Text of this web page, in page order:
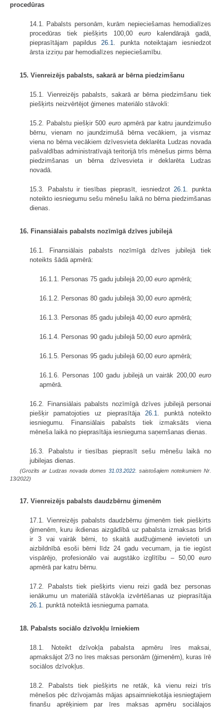
procedūras
14.1. Pabalsts personām, kurām nepieciešamas hemodialīzes
procedūras tiek piešķirts 100,00 euro kalendārajā gadā,
pieprasītājam papildus26.1. punkta noteiktajam iesniedzot
ārsta izziņu par hemodialīzes nepieciešamību.
15. Vienreizējs pabalsts, sakarā ar bērna piedzimšanu
15.1. Vienreizējs pabalsts, sakarā ar bērna piedzimšanu tiek
piešķirts neizvērtējot ģimenes materiālo stāvokli:
15.2. Pabalstu piešķir 500 euroapmērā par katru jaundzimušo
bērnu, vienam no jaundzimušā bērna vecākiem, ja vismaz
viena no bērna vecākiem dzīvesvieta deklarēta Ludzas novada
pašvaldības administratīvajā teritorijā trīs mēnešus pirms bērna
piedzimšanas un bērna dzīvesvieta ir deklarēta Ludzas
novadā.
15.3. Pabalstu ir tiesības pieprasīt, iesniedzot26.1. punkta
noteikto iesniegumu sešu mēnešu laikā no bērna piedzimšanas
dienas.
16. Finansiālais pabalsts nozīmīgā dzīves jubilejā
16.1. Finansiālais pabalsts nozīmīgā dzīves jubilejā tiek
noteikts šādā apmērā:
16.1.1. Personas 75 gadu jubilejā 20,00 euro apmērā;
16.1.2. Personas 80 gadu jubilejā 30,00 euro apmērā;
16.1.3. Personas 85 gadu jubilejā 40,00 euro apmērā;
16.1.4. Personas 90 gadu jubilejā 50,00 euro apmērā;
16.1.5. Personas 95 gadu jubilejā 60,00 euro apmērā;
16.1.6. Personas 100 gadu jubilejā un vairāk 200,00 euro
apmērā.
16.2. Finansiālais pabalsts nozīmīgā dzīves jubilejā personai
piešķir pamatojoties uz pieprasītāja 26.1. punktā noteikto
iesniegumu. Finansiālais pabalsts tiek izmaksāts viena
mēneša laikā no pieprasītāja iesnieguma saņemšanas dienas.
16.3. Pabalstu ir tiesības pieprasīt sešu mēnešu laikā no
jubilejas dienas.
(Grozīts ar Ludzas novada domes 31.03.2022.
saistošajiem noteikumiem Nr.
13/2022)
17. Vienreizējs pabalsts daudzbērnu ģimenēm
17.1. Vienreizējs pabalsts daudzbērnu ģimenēm tiek piešķirts
ģimenēm, kuru ikdienas aizgādībā uz pabalsta izmaksas brīdi
ir 3 vai vairāk bērni, to skaitā audžuģimenē ievietoti un
aizbildnībā esoši bērni līdz 24 gadu vecumam, ja tie iegūst
vispārējo, profesionālo vai augstāko izglītību – 50,00 euro
apmērā par katru bērnu.
17.2. Pabalsts tiek piešķirts vienu reizi gadā bez personas
ienākumu un materiālā stāvokļa izvērtēšanas uz pieprasītāja
26.1. punktā noteiktā iesnieguma pamata.
18. Pabalsts sociālo dzīvokļu īrniekiem
18.1. Noteikt dzīvokļa pabalsta apmēru īres maksai,
apmaksājot 2/3 no īres maksas personām (ģimenēm), kuras īrē
sociālos dzīvokļus.
18.2. Pabalsts tiek piešķirts ne retāk, kā vienu reizi trīs
mēnešos pēc dzīvojamās mājas apsaimniekotāja iesniegtajiem
finanšu aprēķiniem par īres maksas apmēru sociālajos